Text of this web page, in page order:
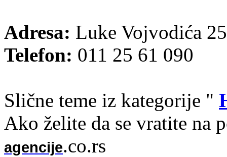
Adresa: Luke Vojvodića 25
Telefon: 011 25 61 090
Slične teme iz kategorije "
Ako želite da se vratite na
agencije.co.rs